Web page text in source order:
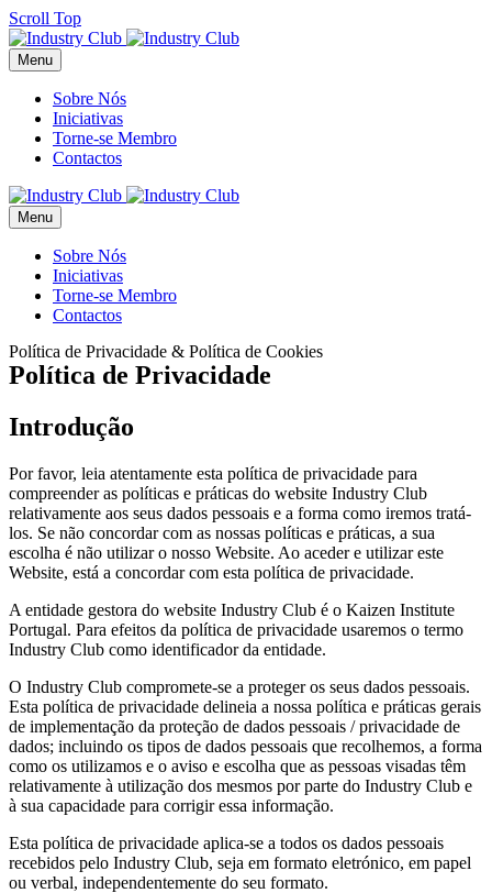
Scroll Top
Menu
Sobre Nós
Iniciativas
Torne-se Membro
Contactos
Menu
Sobre Nós
Iniciativas
Torne-se Membro
Contactos
Política de Privacidade & Política de Cookies
Política de Privacidade
Introdução
Por favor, leia atentamente esta política de privacidade para
compreender as políticas e práticas do website Industry Club
relativamente aos seus dados pessoais e a forma como iremos tratá-
los. Se não concordar com as nossas políticas e práticas, a sua
escolha é não utilizar o nosso Website. Ao aceder e utilizar este
Website, está a concordar com esta política de privacidade.
A entidade gestora do website Industry Club é o Kaizen Institute
Portugal. Para efeitos da política de privacidade usaremos o termo
Industry Club como identificador da entidade.
O Industry Club compromete-se a proteger os seus dados pessoais.
Esta política de privacidade delineia a nossa política e práticas gerais
de implementação da proteção de dados pessoais / privacidade de
dados; incluindo os tipos de dados pessoais que recolhemos, a forma
como os utilizamos e o aviso e escolha que as pessoas visadas têm
relativamente à utilização dos mesmos por parte do Industry Club e
à sua capacidade para corrigir essa informação.
Esta política de privacidade aplica-se a todos os dados pessoais
recebidos pelo Industry Club, seja em formato eletrónico, em papel
ou verbal, independentemente do seu formato.